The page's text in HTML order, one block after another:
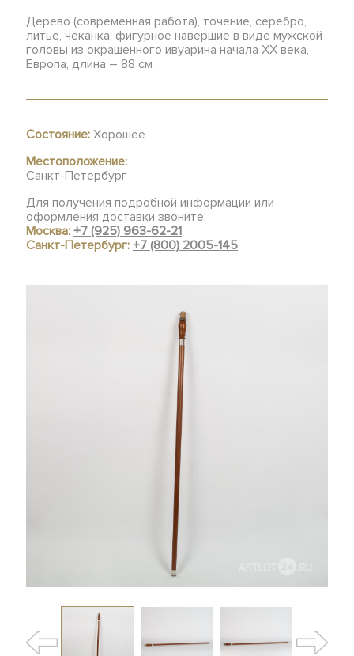
Дерево (современная работа), точение, серебро,
литье, чеканка, фигурное навершие в виде мужской
головы из окрашенного ивуарина начала XX века,
Европа, длина – 88 см
Состояние: Хорошее
Местоположение:
Санкт-Петербург
Для получения подробной информации или
оформления доставки звоните:
Москва:+7 (925) 963-62-21
Санкт-Петербург:+7 (800) 2005-145